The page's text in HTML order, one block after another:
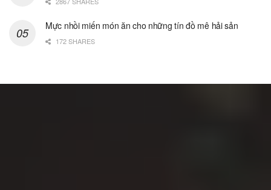
Mực nhồi miến món ăn cho những tín đồ mê hải sản
172 SHARES